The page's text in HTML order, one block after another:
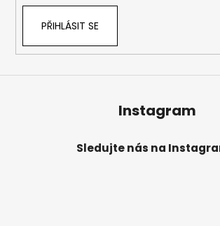
PŘIHLÁSIT SE
Instagram
Sledujte nás na